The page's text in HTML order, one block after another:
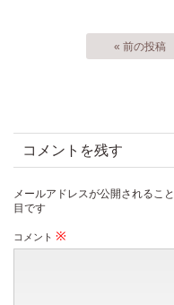
« 前の投稿
コメントを残す
メールアドレスが公開されるこ
目です
コメント ※